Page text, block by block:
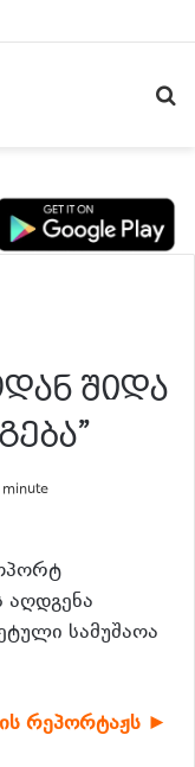
შიდა
აღდგენა
სამუშაოა
რეპორტაჟს ►